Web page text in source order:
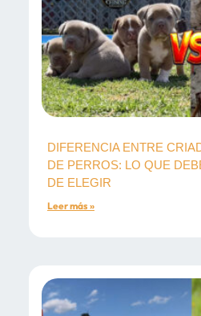
DIFERENCIA ENTRE
DE PERROS: LO QUE
DE ELEGIR
Leer más »